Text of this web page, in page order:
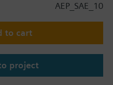
AEP_SAE_10
to cart
project